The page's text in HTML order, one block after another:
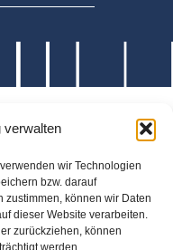
verwalten
wir Technologien
bzw. darauf
zustimmen, können wir Daten
dieser Website verarbeiten.
zurückziehen, können
werden.